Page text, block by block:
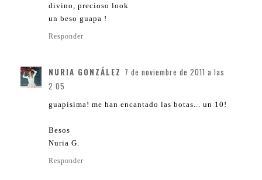
divino, precioso look
un beso guapa !
Responder
NURIA GONZÁLEZ 7 de noviembre de 2011 a las
2:05
guapísima! me han encantado las botas... un 10!
Besos
Nuria G.
Responder